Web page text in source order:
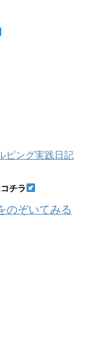
ピング実践日記
チラ
のぞいてみる